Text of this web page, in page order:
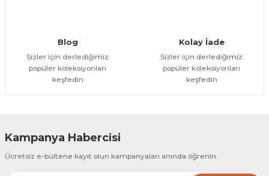
Blog
Sizler için derlediğimiz
popüler koleksiyonları
keşfedin
Kolay İade
Sizler için derlediğimiz
popüler koleksiyonları
keşfedin
Kampanya Habercisi
Ücretsiz e-bültene kayıt olun kampanyaları anında öğrenin.